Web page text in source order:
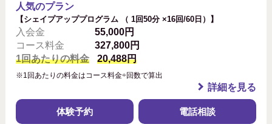
人気のプラン
【シェイプアッププログラム （ 1回50分 ×16回/60日）】
入会金
55,000円
コース料金
327,800円
1回あたりの料金
20,488円
※1回あたりの料金はコース料金÷回数で算出
詳細を見る
体験予約 電話相談